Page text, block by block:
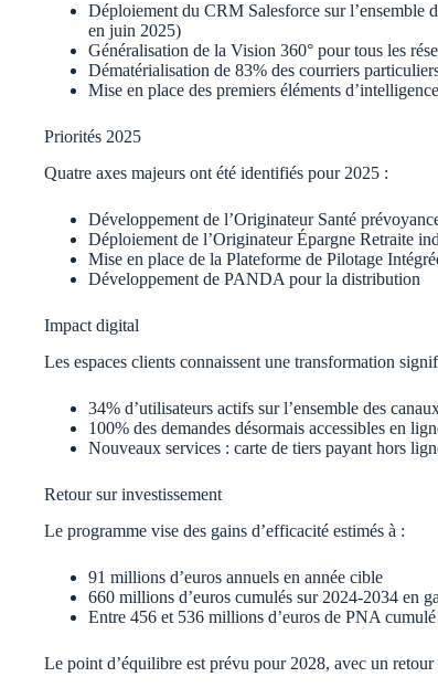
Déploiement du CRM Salesforce sur l’ensemble
en juin 2025)
Généralisation de la Vision 360° pour tous les
Dématérialisation de 83% des courriers
Mise en place des premiers éléments
Priorités 2025
Quatre axes majeurs ont été identifiés pour 2025 :
Développement de l’Originateur Santé
Déploiement de l’Originateur Épargne Retraite
Mise en place de la Plateforme de Pilotage
Développement de PANDA pour la distribution
Impact digital
Les espaces clients connaissent une transformation
34% d’utilisateurs actifs sur l’ensemble des
100% des demandes désormais accessibles en
Nouveaux services : carte de tiers payant hors
Retour sur investissement
Le programme vise des gains d’efficacité estimés à :
91 millions d’euros annuels en année cible
660 millions d’euros cumulés sur 2024-2034 en
Entre 456 et 536 millions d’euros de PNA
Le point d’équilibre est prévu pour 2028, avec un